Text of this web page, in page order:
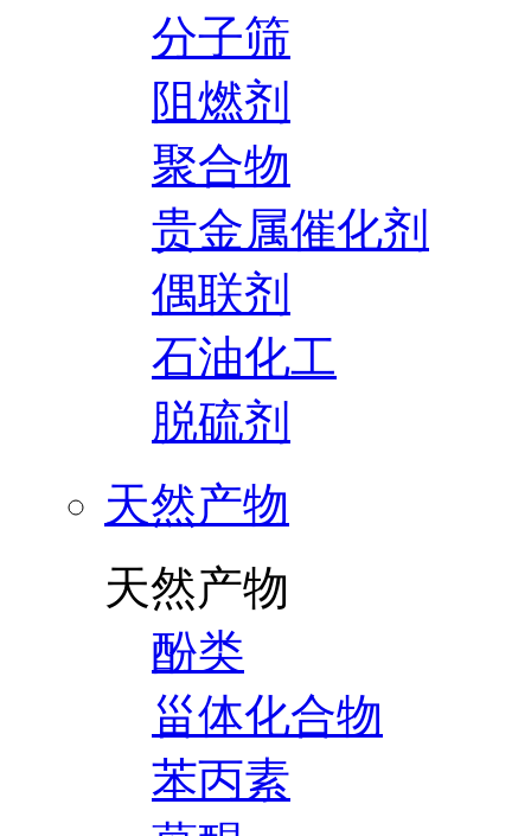
分子筛
阻燃剂
聚合物
贵金属催化剂
偶联剂
石油化工
脱硫剂
天然产物
天然产物
酚类
甾体化合物
苯丙素